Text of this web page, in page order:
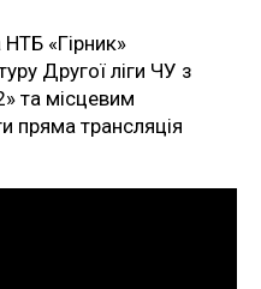
«Гірник»
Другої ліги ЧУ з
та місцевим
пряма трансляція